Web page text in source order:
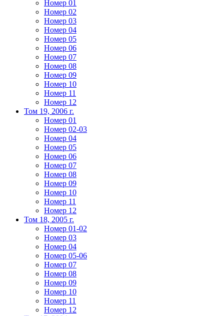
Номер 01
Номер 02
Номер 03
Номер 04
Номер 05
Номер 06
Номер 07
Номер 08
Номер 09
Номер 10
Номер 11
Номер 12
Том 19, 2006 г.
Номер 01
Номер 02-03
Номер 04
Номер 05
Номер 06
Номер 07
Номер 08
Номер 09
Номер 10
Номер 11
Номер 12
Том 18, 2005 г.
Номер 01-02
Номер 03
Номер 04
Номер 05-06
Номер 07
Номер 08
Номер 09
Номер 10
Номер 11
Номер 12